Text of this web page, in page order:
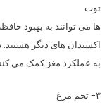
توت
ها می توانند به بهبود
اکسیدان های دیگر هستند.
به عملکرد مغز کمک می
۳- تخم مرغ